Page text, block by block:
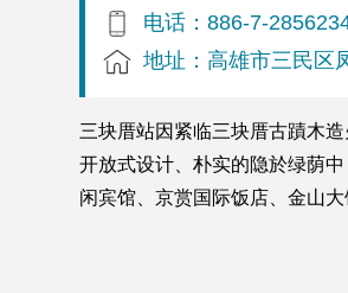
电话：886-7-
地址：高雄市三民区
三块厝站因紧临三块厝古蹟木
开放式设计、朴实的隐於绿荫
闲宾馆、京赏国际饭店、金山